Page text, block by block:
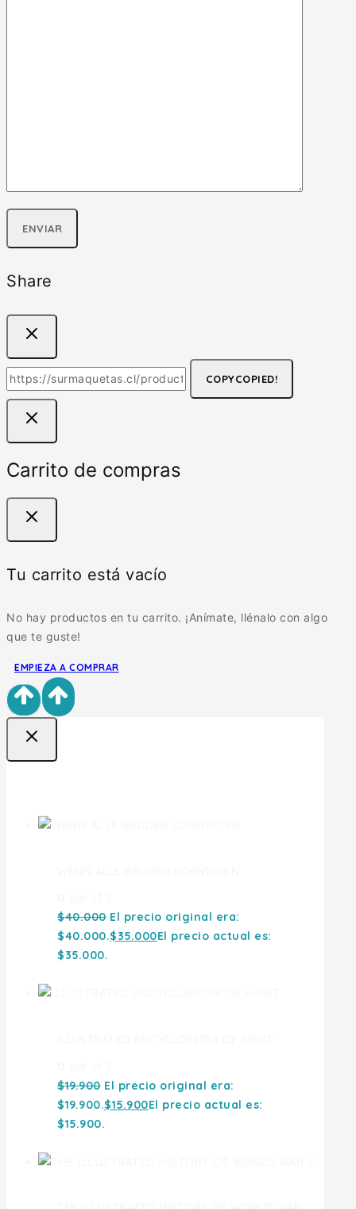
Share
COPYCOPIED!
Carrito de compras
Tu carrito está vacío
No hay productos en tu carrito. ¡Anímate, llénalo con algo
que te guste!
EMPIEZA A COMPRAR
$40.000 El precio original era:
$40.000.$35.000El precio actual es:
$35.000.
$19.900 El precio original era:
$19.900.$15.900El precio actual es:
$15.900.